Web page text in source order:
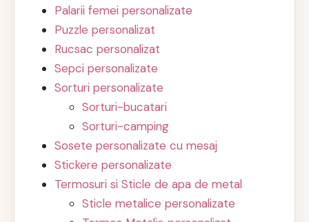
Palarii femei personalizate
Puzzle personalizat
Rucsac personalizat
Sepci personalizate
Sorturi personalizate
Sorturi-bucatari
Sorturi-camping
Sosete personalizate cu mesaj
Stickere personalizate
Termosuri si Sticle de apa de metal
Sticle metalice personalizate